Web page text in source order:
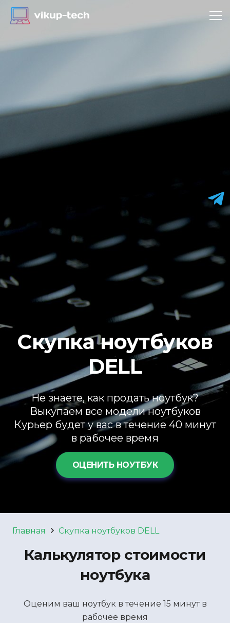
Скупка ноутбуков
DELL
Не знаете, как продать ноутбук?
Выкупаем все модели ноутбуков
Курьер будет у вас в течение 40 минут
в рабочее время
ОЦЕНИТЬ НОУТБУК
Главная Скупка ноутбуков DELL
Калькулятор стоимости
ноутбука
Оценим ваш ноутбук в течение 15 минут в
рабочее время